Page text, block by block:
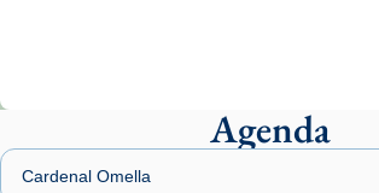
Arquebisbat de Barcelona
2 weeks ago Agenda